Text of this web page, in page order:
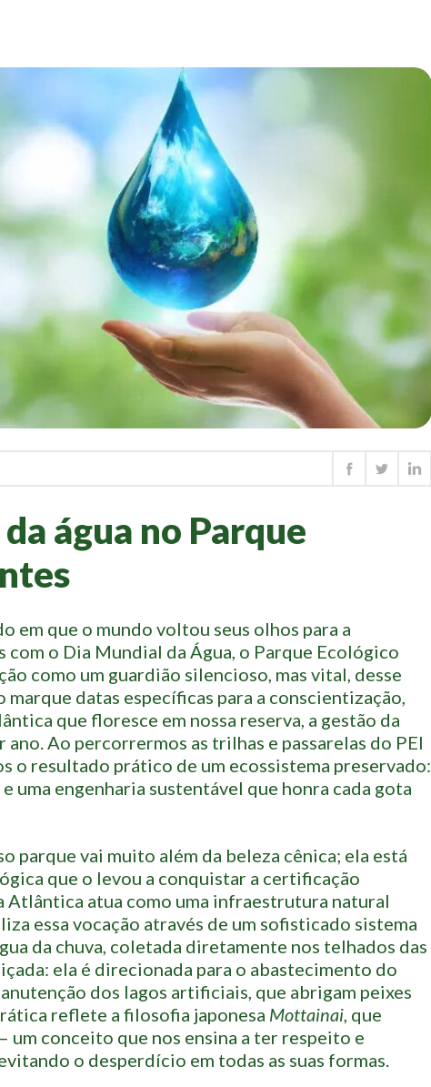
água no Parque
em que o mundo voltou seus olhos para a
o Dia Mundial da Água, o Parque Ecológico
como um guardião silencioso, mas vital, desse
datas específicas para a conscientização,
que floresce em nossa reserva, a gestão da
ano. Ao percorrermos as trilhas e passarelas do PEI
o resultado prático de um ecossistema preservado:
uma engenharia sustentável que honra cada gota
parque vai muito além da beleza cênica; ela está
que o levou a conquistar a certificação
atua como uma infraestrutura natural
essa vocação através de um sofisticado sistema
da chuva, coletada diretamente nos telhados das
ela é direcionada para o abastecimento do
dos lagos artificiais, que abrigam peixes
reflete a filosofia japonesa Mottainai, que
um conceito que nos ensina a ter respeito e
o desperdício em todas as suas formas.